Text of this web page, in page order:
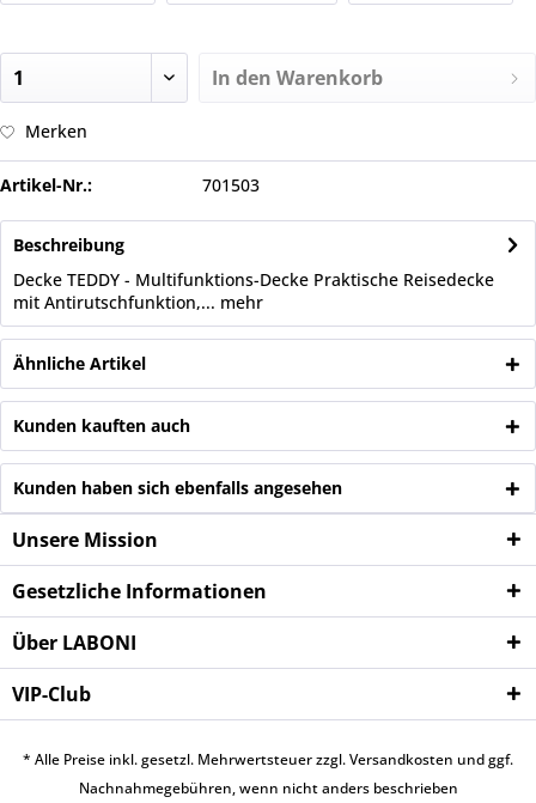
In den Warenkorb
Merken
Artikel-Nr.: 701503
Beschreibung
Decke TEDDY - Multifunktions-Decke Praktische Reisedecke
mit Antirutschfunktion,... mehr
Ähnliche Artikel
Kunden kauften auch
Kunden haben sich ebenfalls angesehen
Unsere Mission
Gesetzliche Informationen
Über LABONI
VIP-Club
* Alle Preise inkl. gesetzl. Mehrwertsteuer zzgl.Versandkosten und ggf.
Nachnahmegebühren, wenn nicht anders beschrieben